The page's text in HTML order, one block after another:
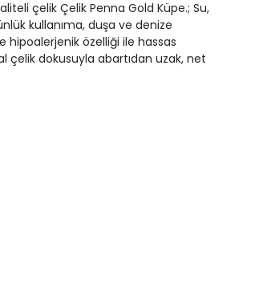
çelik Çelik Penna Gold Küpe.; Su,
kullanıma, duşa ve denize
hipoalerjenik özelliği ile hassas
dokusuyla abartıdan uzak, net